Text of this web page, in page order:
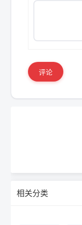
评论
相关分类